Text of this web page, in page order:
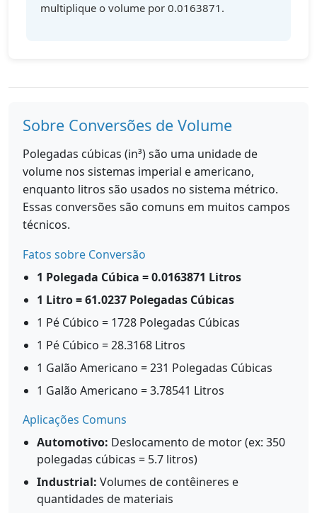
multiplique o volume por 0.0163871.
Sobre Conversões de Volume
Polegadas cúbicas (in³) são uma unidade de
volume nos sistemas imperial e americano,
enquanto litros são usados no sistema métrico.
Essas conversões são comuns em muitos campos
técnicos.
Fatos sobre Conversão
1 Polegada Cúbica = 0.0163871 Litros
1 Litro = 61.0237 Polegadas Cúbicas
1 Pé Cúbico = 1728 Polegadas Cúbicas
1 Pé Cúbico = 28.3168 Litros
1 Galão Americano = 231 Polegadas Cúbicas
1 Galão Americano = 3.78541 Litros
Aplicações Comuns
Automotivo: Deslocamento de motor (ex: 350
polegadas cúbicas = 5.7 litros)
Industrial: Volumes de contêineres e
quantidades de materiais